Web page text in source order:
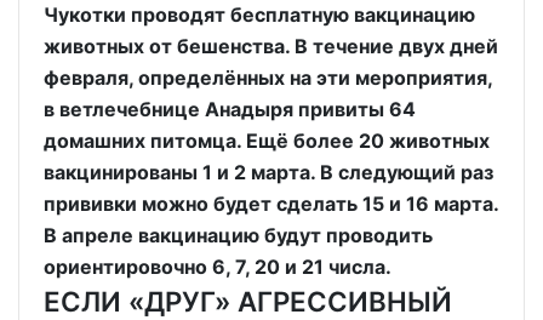
Чукотки проводят бесплатную вакцинацию
животных от бешенства. В течение двух дней
февраля, определённых на эти мероприятия,
в ветлечебнице Анадыря привиты 64
домашних питомца. Ещё более 20 животных
вакцинированы 1 и 2 марта. В следующий раз
прививки можно будет сделать 15 и 16 марта.
В апреле вакцинацию будут проводить
ориентировочно 6, 7, 20 и 21 числа.
ЕСЛИ «ДРУГ» АГРЕССИВНЫЙ